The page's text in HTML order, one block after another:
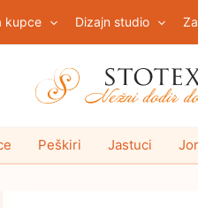
kupce Dizajn studio
Peškiri Jastuci